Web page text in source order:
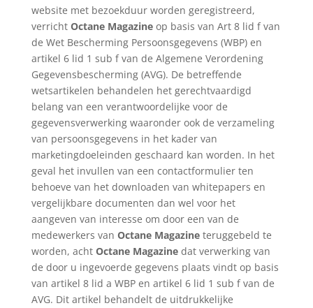
website met bezoekduur worden geregistreerd,
verricht Octane Magazineop basis van Art 8 lid f van
de Wet Bescherming Persoonsgegevens (WBP) en
artikel 6 lid 1 sub f van de Algemene Verordening
Gegevensbescherming (AVG). De betreffende
wetsartikelen behandelen het gerechtvaardigd
belang van een verantwoordelijke voor de
gegevensverwerking waaronder ook de verzameling
van persoonsgegevens in het kader van
marketingdoeleinden geschaard kan worden. In het
geval het invullen van een contactformulier ten
behoeve van het downloaden van whitepapers en
vergelijkbare documenten dan wel voor het
aangeven van interesse om door een van de
medewerkers van Octane Magazineteruggebeld te
worden, acht Octane Magazinedat verwerking van
de door u ingevoerde gegevens plaats vindt op basis
van artikel 8 lid a WBP en artikel 6 lid 1 sub f van de
AVG. Dit artikel behandelt de uitdrukkelijke